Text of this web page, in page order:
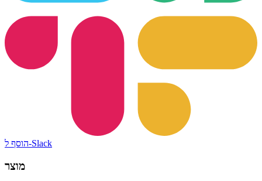
הוסף ל-Slack
מוצר